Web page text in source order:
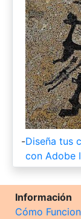
-Diseña tus
con Adobe
Información
Cómo